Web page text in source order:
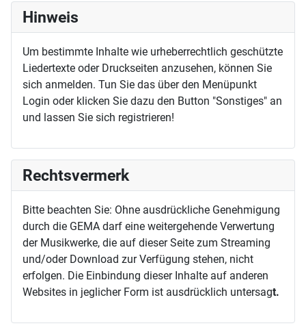
Hinweis
Um bestimmte Inhalte wie urheberrechtlich geschützte
Liedertexte oder Druckseiten anzusehen, können Sie
sich anmelden. Tun Sie das über den Menüpunkt
Login oder klicken Sie dazu den Button "Sonstiges" an
und lassen Sie sich registrieren!
Rechtsvermerk
Bitte beachten Sie: Ohne ausdrückliche Genehmigung
durch die GEMA darf eine weitergehende Verwertung
der Musikwerke, die auf dieser Seite zum Streaming
und/oder Download zur Verfügung stehen, nicht
erfolgen. Die Einbindung dieser Inhalte auf anderen
Websites in jeglicher Form ist ausdrücklich untersagt.